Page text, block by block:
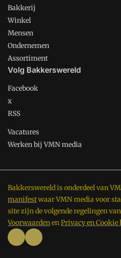
Bakkerij
Winkel
Mensen
Ondernemen
Assortiment
Volg Bakkerswereld
Facebook
x
RSS
Vacatures
Werken bij VMN media
Bakkerswereld is onderdeel van
manifestwaar VMN media voor
site zijn de volgende regelingen
VoorwaardenenPrivacy en Cookie